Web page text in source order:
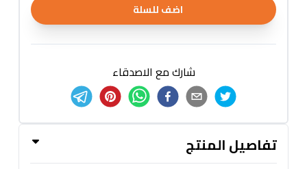
اضف للسلة
شارك مع الاصدقاء
تفاصيل المنتج